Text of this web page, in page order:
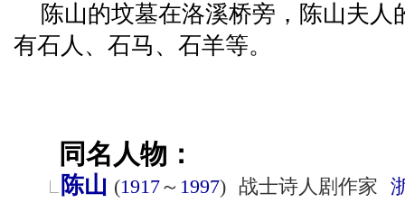
陈山的坟墓在洛溪桥旁，陈山夫
有石人、石马、石羊等。
同名人物：
陈山 (1917～ 1997) 战士诗人剧作家